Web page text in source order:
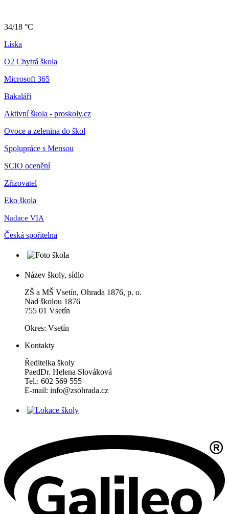
34/18 °C
Líska
O2 Chytrá škola
Microsoft 365
Bakaláři
Aktivní škola - proskoly.cz
Ovoce a zelenina do škol
Spolupráce s Mensou
SCIO ocenění
Zřizovatel
Eko škola
Nadace VIA
Česká spořitelna
Název školy, sídlo
ZŠ a MŠ Vsetín, Ohrada 1876, p. o.
Nad školou 1876
755 01 Vsetín
Okres: Vsetín
Kontakty
Ředitelka školy
PaedDr. Helena Slováková
Tel.: 602 569 555
E-mail: info@zsohrada.cz